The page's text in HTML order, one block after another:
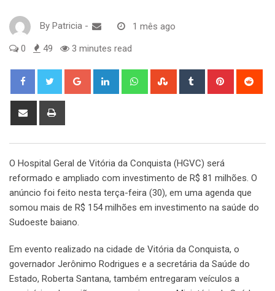
By Patricia - 1 mês ago
0 49 3 minutes read
Google+ LinkedIn WhatsappStumbleUpon
Tumblr Pinterest
Share
O Hospital Geral de Vitória da Conquista (HGVC) será
reformado e ampliado com investimento de R$ 81 milhões. O
anúncio foi feito nesta terça-feira (30), em uma agenda que
somou mais de R$ 154 milhões em investimento na saúde do
Sudoeste baiano.
Em evento realizado na cidade de Vitória da Conquista, o
governador Jerônimo Rodrigues e a secretária da Saúde do
Estado, Roberta Santana, também entregaram veículos a